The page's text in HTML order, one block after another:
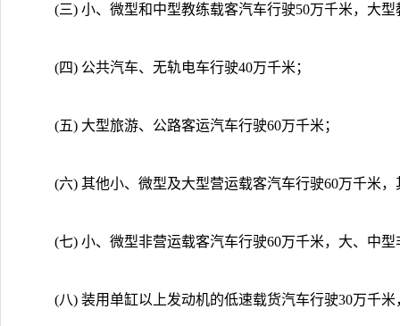
(三) 小、微型和中型教练载客汽车行驶50万千米，大
(四) 公共汽车、无轨电车行驶40万千米；
(五) 大型旅游、公路客运汽车行驶60万千米；
(六) 其他小、微型及大型营运载客汽车行驶60万千米
(七) 小、微型非营运载客汽车行驶60万千米，大、中
(八) 装用单缸以上发动机的低速载货汽车行驶30万千